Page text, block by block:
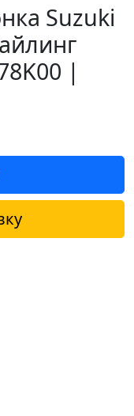
Suzuki
|